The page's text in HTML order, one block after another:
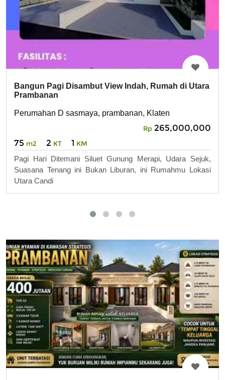
Bangun Pagi Disambut View Indah, Rumah di Utara
Prambanan
Perumahan D sasmaya, prambanan, Klaten
Rp 265,000,000
75 m2 2 KT 1 KM
Pagi Hari Ditemani Siluet Gunung Merapi, Udara Sejuk,
Suasana Tenang ini Bukan Liburan, ini Rumahmu Lokasi
Utara Candi